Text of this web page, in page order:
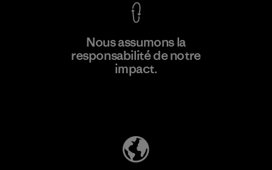
Nous assumons la
responsabilité de notre
impact.